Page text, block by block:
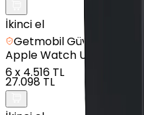
İkinci el
Getmobil Güvencesi
AppleWatch Ultra -
6x 4.516 TL
27.098 TL